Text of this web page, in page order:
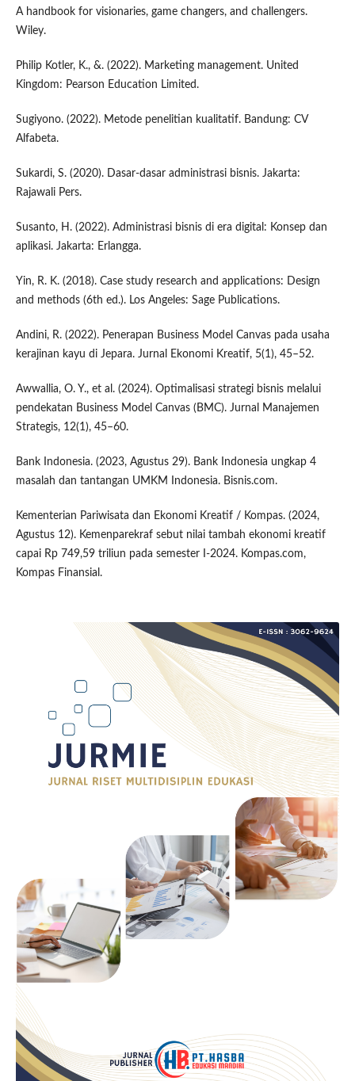
A handbook for visionaries, game changers, and challengers.
Wiley.
Philip Kotler, K., &. (2022). Marketing management. United
Kingdom: Pearson Education Limited.
Sugiyono. (2022). Metode penelitian kualitatif. Bandung: CV
Alfabeta.
Sukardi, S. (2020). Dasar-dasar administrasi bisnis. Jakarta:
Rajawali Pers.
Susanto, H. (2022). Administrasi bisnis di era digital: Konsep dan
aplikasi. Jakarta: Erlangga.
Yin, R. K. (2018). Case study research and applications: Design
and methods (6th ed.). Los Angeles: Sage Publications.
Andini, R. (2022). Penerapan Business Model Canvas pada usaha
kerajinan kayu di Jepara. Jurnal Ekonomi Kreatif, 5(1), 45–52.
Awwallia, O. Y., et al. (2024). Optimalisasi strategi bisnis melalui
pendekatan Business Model Canvas (BMC). Jurnal Manajemen
Strategis, 12(1), 45–60.
Bank Indonesia. (2023, Agustus 29). Bank Indonesia ungkap 4
masalah dan tantangan UMKM Indonesia. Bisnis.com.
Kementerian Pariwisata dan Ekonomi Kreatif / Kompas. (2024,
Agustus 12). Kemenparekraf sebut nilai tambah ekonomi kreatif
capai Rp 749,59 triliun pada semester I-2024. Kompas.com,
Kompas Finansial.